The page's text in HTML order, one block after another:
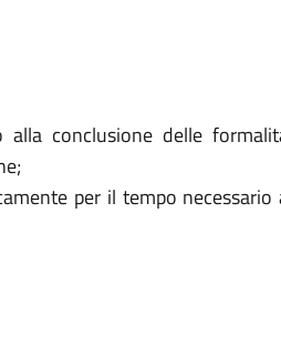
conclusione delle
per il tempo necessario